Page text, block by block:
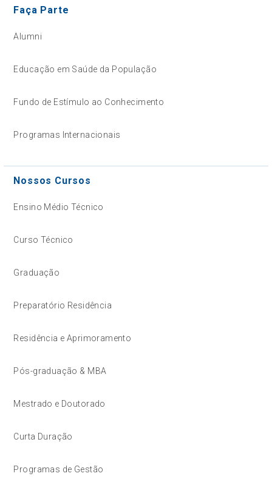
Faça Parte
Alumni
Educação em Saúde da População
Fundo de Estímulo ao Conhecimento
Programas Internacionais
Nossos Cursos
Ensino Médio Técnico
Curso Técnico
Graduação
Preparatório Residência
Residência e Aprimoramento
Pós-graduação & MBA
Mestrado e Doutorado
Curta Duração
Programas de Gestão